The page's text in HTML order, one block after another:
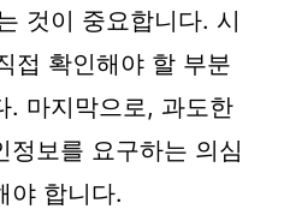
것이 중요합니다. 시
접 확인해야 할 부분
. 마지막으로, 과도한
정보를 요구하는 의심
야 합니다.